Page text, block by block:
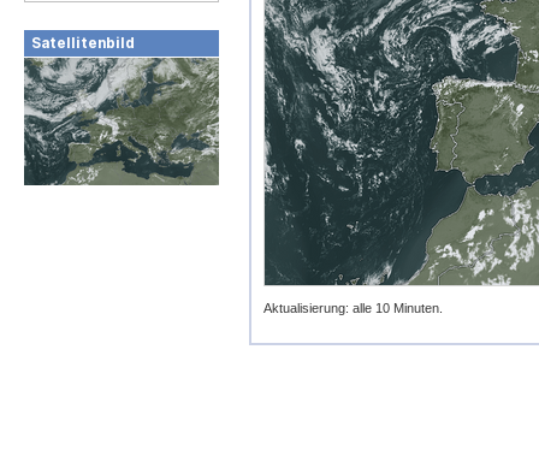
Satellitenbild
Aktualisierung: alle 10 Minuten.